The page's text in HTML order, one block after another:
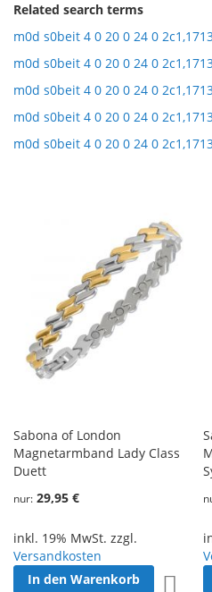
Related search terms
m0d s0beit 4 0 20 0 24 0
m0d s0beit 4 0 20 0 24 0
m0d s0beit 4 0 20 0 24 0
m0d s0beit 4 0 20 0 24 0
m0d s0beit 4 0 20 0 24 0
Sabona of London
Magnetarmband Lady Class
Duett
nur 29,95 €
inkl. 19% MwSt. zzgl.
Versandkosten
In den Warenkorb
Zur